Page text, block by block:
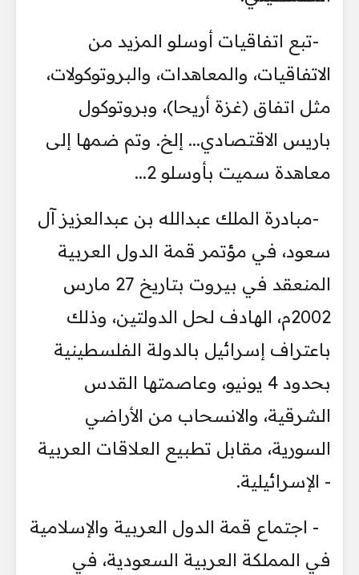
-تبع اتفاقيات أوسلو المزيد من
الاتفاقيات، والمعاهدات، والبروتوكولات،
مثل اتفاق (غزة أريحا)، وبروتوكول
باريس الاقتصادي... إلخ. وتم ضمها إلى
معاهدة سميت بأوسلو 2...
-مبادرة الملك عبدالله بن عبدالعزيز آل
سعود، في مؤتمر قمة الدول العربية
المنعقد في بيروت بتاريخ 27 مارس
2002م، الهادف لحل الدولتين، وذلك
باعتراف إسرائيل بالدولة الفلسطينية
بحدود 4 يونيو، وعاصمتها القدس
الشرقية، والانسحاب من الأراضي
السورية، مقابل تطبيع العلاقات العربية
- الإسرائيلية.
- اجتماع قمة الدول العربية والإسلامية
في المملكة العربية السعودية، في